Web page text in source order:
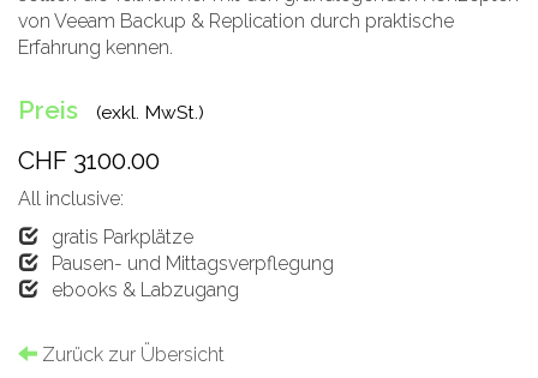
von Veeam Backup & Replication durch praktische
Erfahrung kennen.
Preis (exkl. MwSt.)
CHF 3100.00
All inclusive:
gratis Parkplätze
Pausen- und Mittagsverpflegung
ebooks & Labzugang
Zurück zur Übersicht